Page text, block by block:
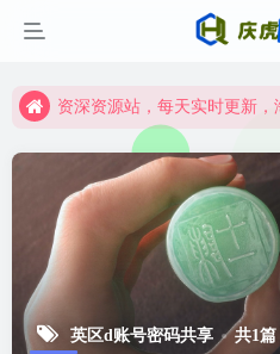
资深资源站，每天实时更新，
【启明网】找项目 + 低成本创业 + 减少
资深资源站，每天实时更新，
【启明网】找项目 + 低成本创业 + 减
英区d账号密码共享 共1篇